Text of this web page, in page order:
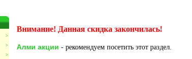
>
>
>
Внимание! Данная скидка закончилась!
Алми акции - рекомендуем посетить этот раздел.